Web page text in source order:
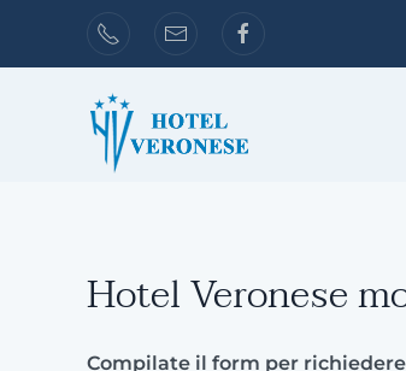
Hotel Veronese
Compilate il form per